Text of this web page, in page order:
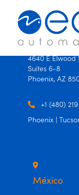
Productos
Oficinas
Contáctanos
USA
4640 E Elwood
Suites 6-8
Phoenix, AZ
+1 (480)
Phoenix |
México